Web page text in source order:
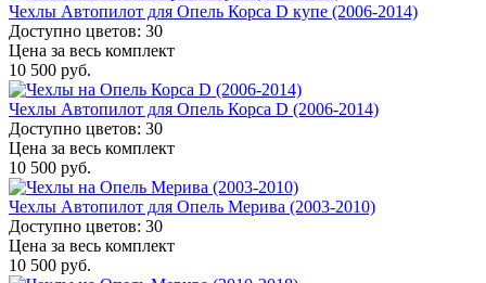
Чехлы Автопилот для Опель Корса D купе (2006-2014)
Доступно цветов: 30
Цена за весь комплект
10 500 руб.
Чехлы Автопилот для Опель Корса D (2006-2014)
Доступно цветов: 30
Цена за весь комплект
10 500 руб.
Чехлы Автопилот для Опель Мерива (2003-2010)
Доступно цветов: 30
Цена за весь комплект
10 500 руб.